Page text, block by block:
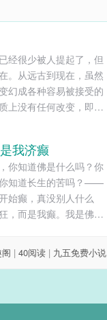
经很少被人提起了，但
。从远古到现在，虽然
幻成各种容易被接受的
上没有任何改变，即使
我济癫
你知道佛是什么吗？你
知道长生的苦吗？——
始癫，真没别人什么
，而是我癫。我是佛，
有一颗人心还在。......
| 40阅读 | 九五免费小说